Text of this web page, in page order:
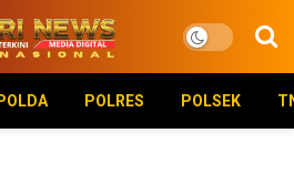
POLDA POLRES POLSEK